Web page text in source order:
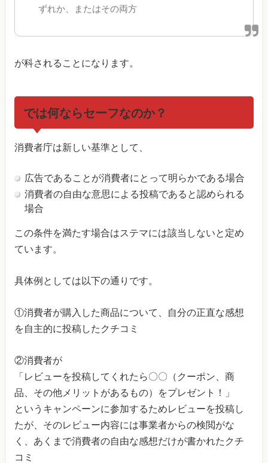
ずれか、またはその両方
が科されることになります。
では何ならセーフなのか？
消費者庁は新しい基準として、
広告であることが消費者にとって明らかである場合
消費者の自由な意思による投稿であると認められる
場合
この条件を満たす場合はステマには該当しないと定め
ています。
具体例としては以下の通りです。
①消費者が購入した商品について、自分の正直な感想
を自主的に投稿したクチコミ
②消費者が
「レビューを投稿してくれたら〇〇（クーポン、商
品、その他メリットがあるもの）をプレゼント！」
というキャンペーンに参加するためレビューを投稿し
たが、そのレビュー内容には事業者からの検閲がな
く、あくまで消費者の自由な感想だけが書かれたクチ
コミ